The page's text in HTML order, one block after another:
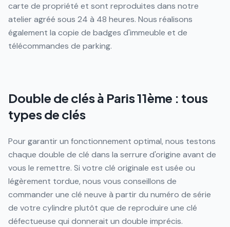
carte de propriété et sont reproduites dans notre
atelier agréé sous 24 à 48 heures. Nous réalisons
également la copie de badges d'immeuble et de
télécommandes de parking.
Double de clés à Paris 11ème : tous
types de clés
Pour garantir un fonctionnement optimal, nous testons
chaque double de clé dans la serrure d'origine avant de
vous le remettre. Si votre clé originale est usée ou
légèrement tordue, nous vous conseillons de
commander une clé neuve à partir du numéro de série
de votre cylindre plutôt que de reproduire une clé
défectueuse qui donnerait un double imprécis.